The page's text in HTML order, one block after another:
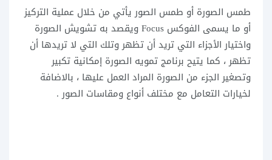
طمس الصورة أو طمس الصور يأتي من خلال عملية التركيز
أو ما يسمى الفوكس Focus ويقصد به تشويش الصورة
واختيار الأجزاء التي تريد أن تظهر وتلك التي لا تريدها أن
تظهر ، كما يتيح برنامج تمويه الصورة إمكانية تكبير
وتصغير الجزء من الصورة المراد العمل عليها ، بالاضافة
لخيارات التعامل مع مختلف أنواع ومقاسات الصور .